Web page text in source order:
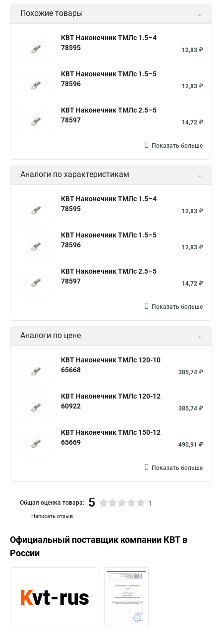
Похожие товары
КВТ Наконечник ТМЛс 1.5–4
78595
12,83 ₽
КВТ Наконечник ТМЛс 1.5–5
78596
12,83 ₽
КВТ Наконечник ТМЛс 2.5–5
78597
14,72 ₽
Показать больше
Аналоги по характеристикам
КВТ Наконечник ТМЛс 1.5–4
78595
12,83 ₽
КВТ Наконечник ТМЛс 1.5–5
78596
12,83 ₽
КВТ Наконечник ТМЛс 2.5–5
78597
14,72 ₽
Показать больше
Аналоги по цене
КВТ Наконечник ТМЛс 120-10
65668
385,74 ₽
КВТ Наконечник ТМЛс 120-12
60922
385,74 ₽
КВТ Наконечник ТМЛс 150-12
65669
490,91 ₽
Показать больше
Написать отзыв
Общая оценка товара: 5 1
Официальный поставщик компании КВТ в
России